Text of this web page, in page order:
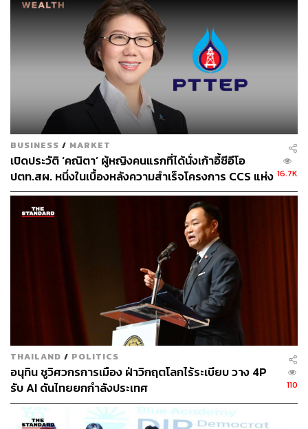
BUSINESS / MARKET
เปิดประวัติ ‘คณิตา’ ผู้หญิงคนแรกที่ได้นั่งเก้าอี้ซีอีโอ
ปตท.สผ. หนึ่งในเบื้องหลังความสำเร็จโครงการ CCS แห่ง
แรกของประเทศไทย
16.7K
THAILAND / POLITICS
อนุทิน ชูวิศวกรการเมือง ฝ่าวิกฤตโลกไร้ระเบียบ วาง 4P
รับ AI ดันไทยยกกำลังประเทศ
110